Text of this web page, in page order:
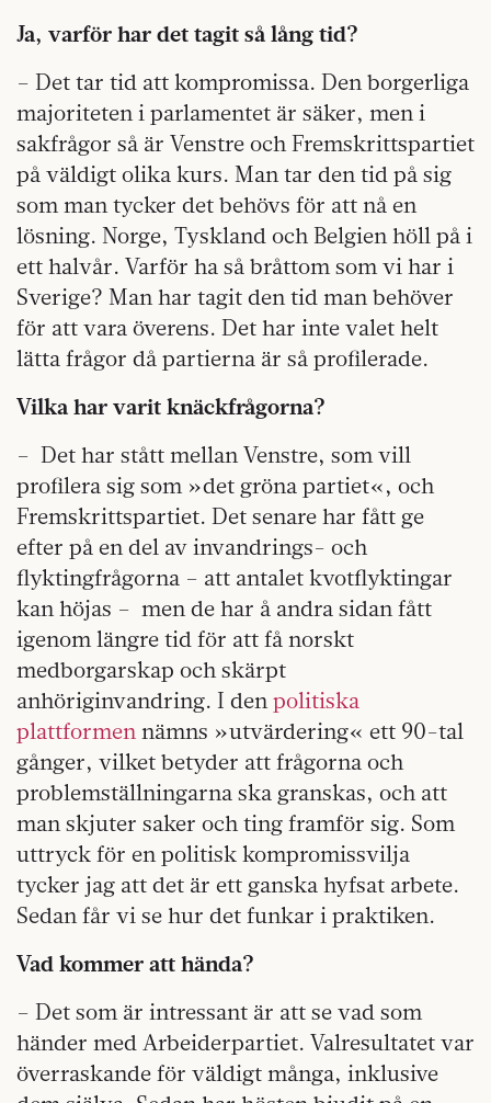
Ja, varför har det tagit så lång tid?
– Det tar tid att kompromissa. Den borgerliga
majoriteten i parlamentet är säker, men i
sakfrågor så är Venstre och Fremskrittspartiet
på väldigt olika kurs. Man tar den tid på sig
som man tycker det behövs för att nå en
lösning. Norge, Tyskland och Belgien höll på i
ett halvår. Varför ha så bråttom som vi har i
Sverige? Man har tagit den tid man behöver
för att vara överens. Det har inte valet helt
lätta frågor då partierna är så profilerade.
Vilka har varit knäckfrågorna?
– Det har stått mellan Venstre, som vill
profilera sig som »det gröna partiet«, och
Fremskrittspartiet. Det senare har fått ge
efter på en del av invandrings- och
flyktingfrågorna – att antalet kvotflyktingar
kan höjas – men de har å andra sidan fått
igenom längre tid för att få norskt
medborgarskap och skärpt
anhöriginvandring. I den politiska
plattformen nämns »utvärdering« ett 90-tal
gånger, vilket betyder att frågorna och
problemställningarna ska granskas, och att
man skjuter saker och ting framför sig. Som
uttryck för en politisk kompromissvilja
tycker jag att det är ett ganska hyfsat arbete.
Sedan får vi se hur det funkar i praktiken.
Vad kommer att hända?
– Det som är intressant är att se vad som
händer med Arbeiderpartiet. Valresultatet var
överraskande för väldigt många, inklusive